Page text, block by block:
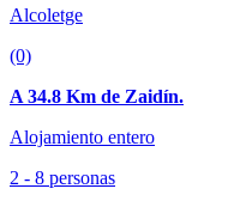
Alcoletge
(0)
A 34.8 Km de Zaidín.
Alojamiento entero
2 - 8 personas